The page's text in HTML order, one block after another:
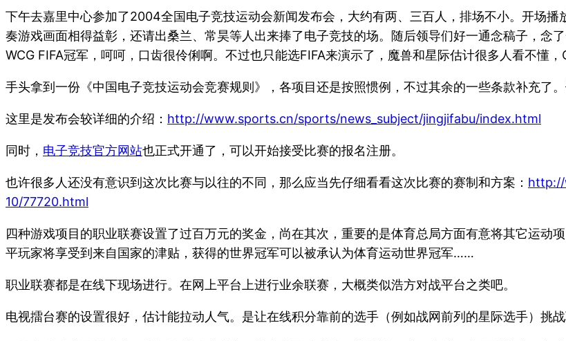
下午去嘉里中心参加了2004全国电子竞技运动会新闻发布会，大约有两、三百人，排场不小。开场
奏游戏画面相得益彰，还请出桑兰、常昊等人出来捧了电子竞技的场。随后领导们好一通念稿子，念
WCG FIFA冠军，呵呵，口齿很伶俐啊。不过也只能选FIFA来演示了，魔兽和星际估计很多人看不懂，
手头拿到一份《中国电子竞技运动会竞赛规则》，各项目还是按照惯例，不过其余的一些条款补充了
这里是发布会较详细的介绍： http://www.sports.cn/sports/news_subject/jingjifabu/index.html
同时， 电子竞技官方网站也正式开通了，可以开始接受比赛的报名注册。
也许很多人还没有意识到这次比赛与以往的不同，那么应当先仔细看看这次比赛的赛制和方案：
10/77720.html
四种游戏项目的职业联赛设置了过百万元的奖金，尚在其次，重要的是体育总局方面有意将其它运动
平玩家将享受到来自国家的津贴，获得的世界冠军可以被承认为体育运动世界冠军……
职业联赛都是在线下现场进行。在网上平台上进行业余联赛，大概类似浩方对战平台之类吧。
电视擂台赛的设置很好，估计能拉动人气。是让在线积分靠前的选手（例如战网前列的星际选手）挑战